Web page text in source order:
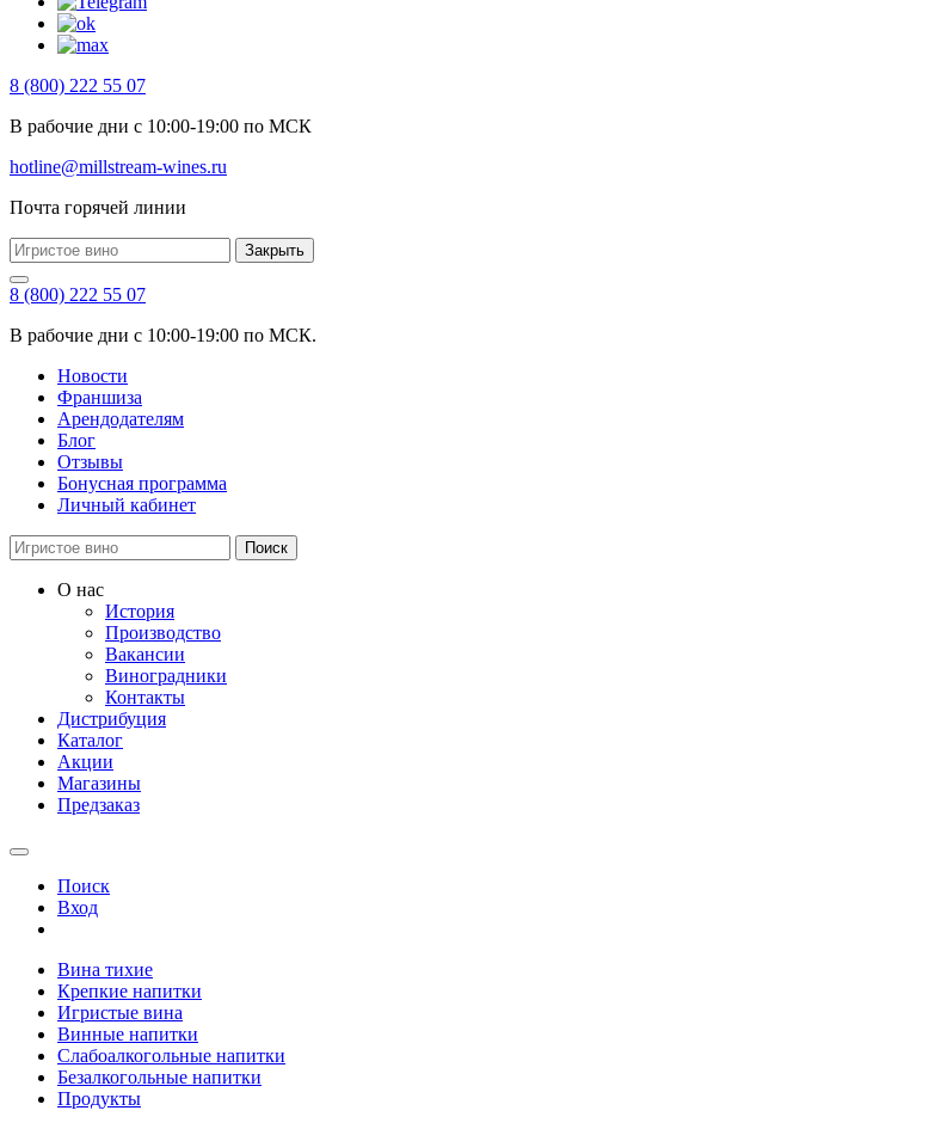
8 (800) 222 55 07
В рабочие дни с 10:00-19:00 по МСК
hotline@millstream-wines.ru
Почта горячей линии
Закрыть
8 (800) 222 55 07
В рабочие дни с 10:00-19:00 по МСК.
Новости
Франшиза
Арендодателям
Блог
Отзывы
Бонусная программа
Личный кабинет
Поиск
О нас
История
Производство
Вакансии
Виноградники
Контакты
Дистрибуция
Каталог
Акции
Магазины
Предзаказ
Поиск
Вход
Вина тихие
Крепкие напитки
Игристые вина
Винные напитки
Слабоалкогольные напитки
Безалкогольные напитки
Продукты